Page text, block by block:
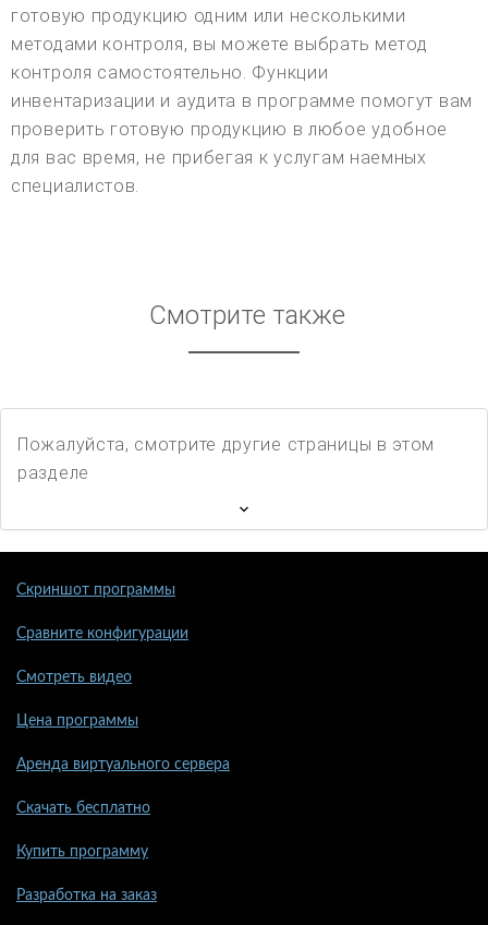
готовую продукцию одним или несколькими
методами контроля, вы можете выбрать метод
контроля самостоятельно. Функции
инвентаризации и аудита в программе помогут вам
проверить готовую продукцию в любое удобное
для вас время, не прибегая к услугам наемных
специалистов.
Смотрите также
Пожалуйста, смотрите другие страницы в этом
разделе
Скриншот программы
Сравните конфигурации
Смотреть видео
Цена программы
Аренда виртуального сервера
Скачать бесплатно
Купить программу
Разработка на заказ